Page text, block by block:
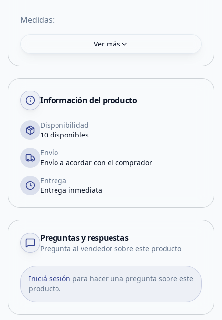
Medidas:
Ver más
Información del producto
Disponibilidad
10 disponibles
Envío
Envío a acordar con el comprador
Entrega
Entrega inmediata
Preguntas y respuestas
Pregunta al vendedor sobre este producto
Iniciá sesión para hacer una pregunta sobre este
producto.